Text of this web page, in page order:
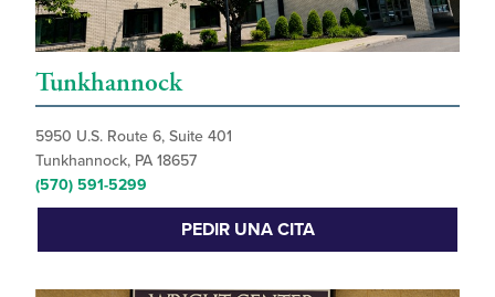
Tunkhannock
5950 U.S. Route 6, Suite 401
Tunkhannock, PA 18657
(570) 591-5299
PEDIR UNA CITA